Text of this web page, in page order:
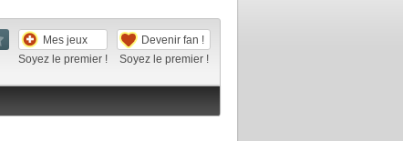
Mes jeux
Soyez le premier !
Devenir fan !
Soyez le premier !